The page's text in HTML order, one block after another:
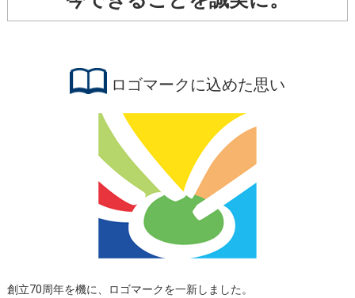
ロゴマークに込めた思い
創立70周年を機に、ロゴマークを一新しました。